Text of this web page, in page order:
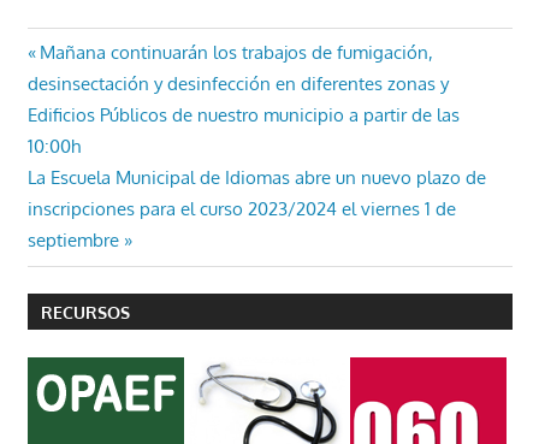
Navegación
de
entradas
Entrada
anterior:
Mañana continuarán los trabajos de fumigación,
desinsectación y desinfección en diferentes zonas y
Edificios Públicos de nuestro municipio a partir de las
10:00h
Entrada
siguiente:
La Escuela Municipal de Idiomas abre un nuevo plazo de
inscripciones para el curso 2023/2024 el viernes 1 de
septiembre
RECURSOS